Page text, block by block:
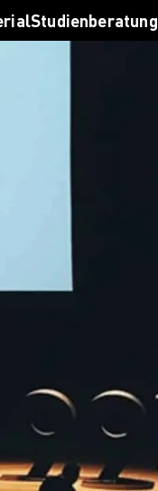
Studienberatung
finden